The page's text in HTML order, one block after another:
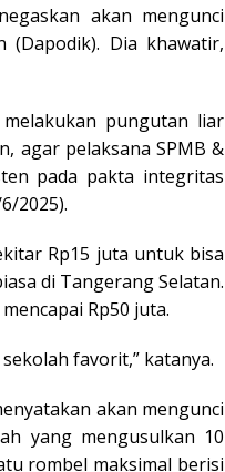
akan mengunci
(Dapodik). Dia khawatir,
pungutan liar
agar pelaksana SPMB &
pada pakta integritas
2025).
Rp15 juta untuk bisa
di Tangerang Selatan.
Rp50 juta.
favorit,” katanya.
akan mengunci
yang mengusulkan 10
rombel maksimal berisi